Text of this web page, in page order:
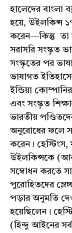
হালেদের বাংলা
হয়ে, উইলকিন্স
করেন—কিন্তু তা
সরাসরি সংস্কৃত
সংস্কৃতের পর
ভাষাগত
ইন্ডিয়া
এবং সংস্কৃত
ভারতীয়
অনুরোধের ফলে
করেন। হেস্টিংস,
উইলকিন্সকে
সম্বোধন করতে
পুরোহিতদের
পড়ার অনুমতি
হয়েছিলেন।
(হিন্দু আইনের